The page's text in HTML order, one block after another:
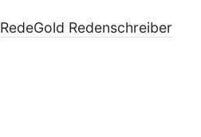
RedeGold Reden­schreiber